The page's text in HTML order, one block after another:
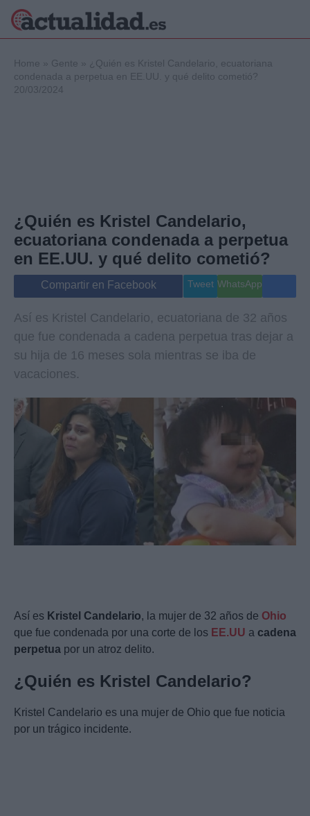
Internacional
Viajes
Gente
Musica
Home » Gente » ¿Quién es Kristel Candelario, ecuatoriana
condenada a perpetua en EE.UU. y qué delito cometió?
20/03/2024
¿Quién es Kristel Candelario,
ecuatoriana condenada a perpetua
en EE.UU. y qué delito cometió?
Compartir en Facebook Tweet WhatsApp
Así es Kristel Candelario, ecuatoriana de 32 años
que fue condenada a cadena perpetua tras dejar a
su hija de 16 meses sola mientras se iba de
vacaciones.
Así es Kristel Candelario, la mujer de 32 años de Ohio
que fue condenada por una corte de los EE.UU a cadena
perpetua por un atroz delito.
¿Quién es Kristel Candelario?
Kristel Candelario es una mujer de Ohio que fue noticia
por un trágico incidente.